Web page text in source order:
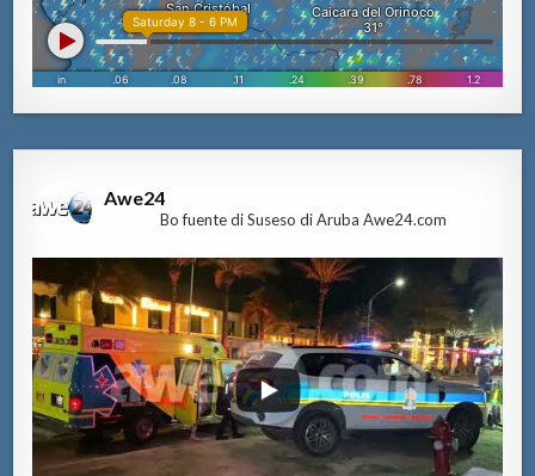
Awe24
Bo fuente di Suseso di Aruba Awe24.com